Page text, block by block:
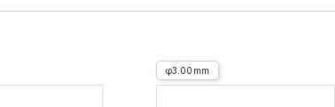
φ3.00mm